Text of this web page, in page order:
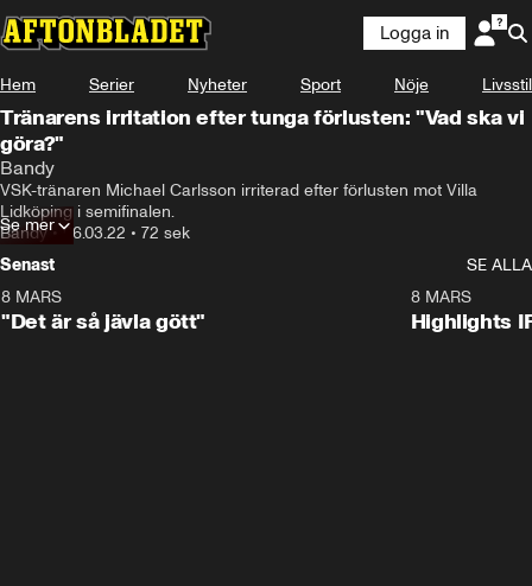
Logga in
Hem Serier Nyheter Sport Nöje Livsstil
Tränarens irritation efter tunga förlusten: "Vad ska vi
göra?"
Bandy
VSK-tränaren Michael Carlsson irriterad efter förlusten mot Villa
Lidköping i semifinalen.
Bandy•06.03.22 • 72 sek
Se mer
Senast
SE ALLA
8 MARS
"Det är så jävla gött"
8 MARS
Highlights